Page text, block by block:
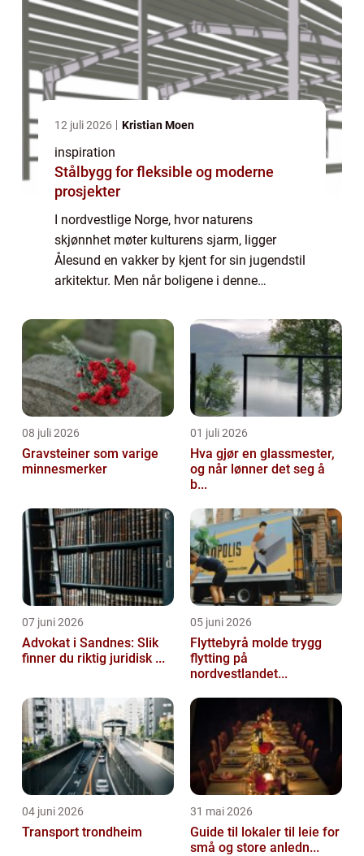
12 juli 2026 Kristian Moen
inspiration
Stålbygg for fleksible og moderne
prosjekter
I nordvestlige Norge, hvor naturens
skjønnhet møter kulturens sjarm, ligger
Ålesund en vakker by kjent for sin jugendstil
arkitektur. Men når boligene i denne
utfordringer, er r&...
08 juli 2026
Gravsteiner som varige
minnesmerker
01 juli 2026
Hva gjør en glassmester,
og når lønner det seg å
b...
07 juni 2026
Advokat i Sandnes: Slik
finner du riktig juridisk ...
05 juni 2026
Flyttebyrå molde trygg
flytting på
nordvestlandet...
04 juni 2026
Transport trondheim
31 mai 2026
Guide til lokaler til leie for
små og store anledn...